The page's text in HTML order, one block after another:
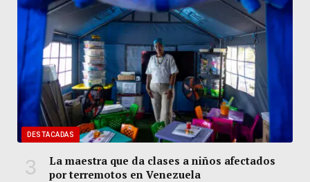
DESTACADAS
La maestra que da clases a niños afectados
por terremotos en Venezuela